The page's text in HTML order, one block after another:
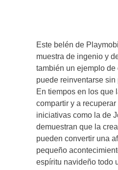
Este belén de
muestra de ingenio y
también un ejemplo de
puede reinventarse
En tiempos en los que
compartir y a
iniciativas como la de
demuestran que la
pueden convertir una
pequeño
espíritu navideño todo